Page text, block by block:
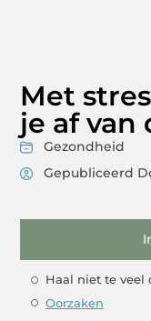
Met
je af van
Gezondheid
Gepubliceerd
Haal niet te veel
Oorzaken